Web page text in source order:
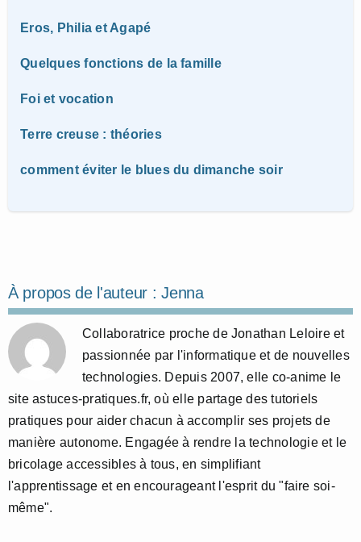
Eros, Philia et Agapé
Quelques fonctions de la famille
Foi et vocation
Terre creuse : théories
comment éviter le blues du dimanche soir
À propos de l'auteur :Jenna
Collaboratrice proche de Jonathan Leloire et
passionnée par l'informatique et de nouvelles
technologies. Depuis 2007, elle co-anime le
site astuces-pratiques.fr, où elle partage des tutoriels
pratiques pour aider chacun à accomplir ses projets de
manière autonome. Engagée à rendre la technologie et le
bricolage accessibles à tous, en simplifiant
l'apprentissage et en encourageant l'esprit du "faire soi-
même".